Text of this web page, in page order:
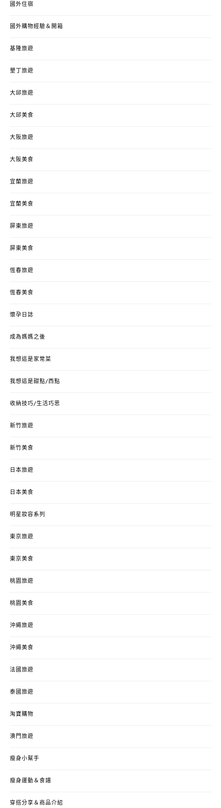
國外住宿
國外購物經驗＆開箱
基隆旅遊
墾丁旅遊
大邱旅遊
大邱美食
大阪旅遊
大阪美食
宜蘭旅遊
宜蘭美食
屏東旅遊
屏東美食
恆春旅遊
恆春美食
懷孕日誌
成為媽媽之後
我想這是家常菜
我想這是甜點/西點
收納技巧/生活巧思
新竹旅遊
新竹美食
日本旅遊
日本美食
明星妝容系列
東京旅遊
東京美食
桃園旅遊
桃園美食
沖繩旅遊
沖繩美食
法國旅遊
泰國旅遊
淘寶購物
澳門旅遊
瘦身小幫手
瘦身運動＆食譜
穿搭分享＆商品介紹